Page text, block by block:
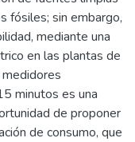
fósiles; sin embargo,
mediante una
en las plantas de
minutos es una
de proponer
de consumo, que